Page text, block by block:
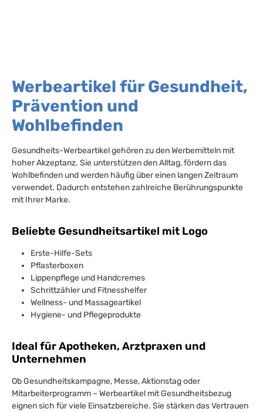
Werbeartikel für Gesundheit,
Prävention und
Wohlbefinden
Gesundheits-Werbeartikel gehören zu den Werbemitteln mit
hoher Akzeptanz. Sie unterstützen den Alltag, fördern das
Wohlbefinden und werden häufig über einen langen Zeitraum
verwendet. Dadurch entstehen zahlreiche Berührungspunkte
mit Ihrer Marke.
Beliebte Gesundheitsartikel mit Logo
Erste-Hilfe-Sets
Pflasterboxen
Lippenpflege und Handcremes
Schrittzähler und Fitnesshelfer
Wellness- und Massageartikel
Hygiene- und Pflegeprodukte
Ideal für Apotheken, Arztpraxen und
Unternehmen
Ob Gesundheitskampagne, Messe, Aktionstag oder
Mitarbeiterprogramm – Werbeartikel mit Gesundheitsbezug
eignen sich für viele Einsatzbereiche. Sie stärken das Vertrauen